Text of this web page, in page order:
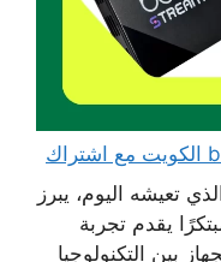
تعيشه اليوم، يبرز
يقدم تجربة
بين التكنولوجيا